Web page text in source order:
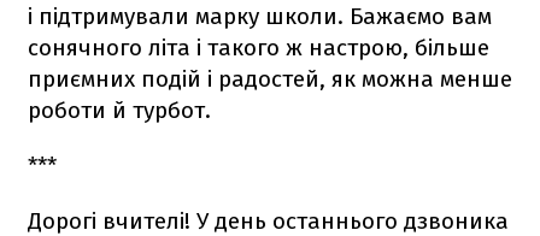
і підтримували марку школи. Бажаємо вам
сонячного літа і такого ж настрою, більше
приємних подій і радостей, як можна менше
роботи й турбот.
***
Дорогі вчителі! У день останнього дзвоника